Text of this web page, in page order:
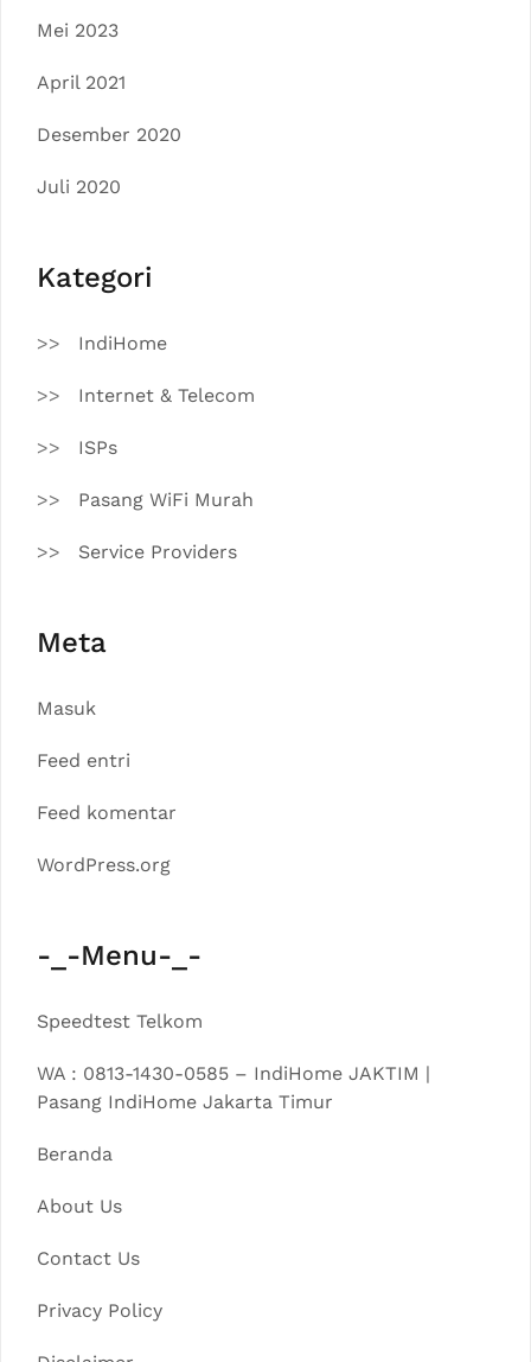
Mei 2023
April 2021
Desember 2020
Juli 2020
Kategori
IndiHome
Internet & Telecom
ISPs
Pasang WiFi Murah
Service Providers
Meta
Masuk
Feed entri
Feed komentar
WordPress.org
-_-Menu-_-
Speedtest Telkom
WA : 0813-1430-0585 – IndiHome JAKTIM |
Pasang IndiHome Jakarta Timur
Beranda
About Us
Contact Us
Privacy Policy